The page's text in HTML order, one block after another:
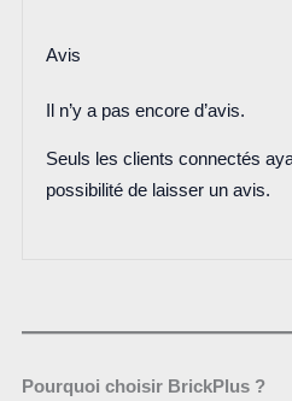
Avis
Il n’y a pas encore d’avis.
Seuls les clients connectés
possibilité de laisser un avis.
Pourquoi choisir BrickPlus ?